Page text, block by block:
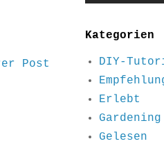
Post
Kategorien
DIY-
Erlebt
Gardening
Gelesen